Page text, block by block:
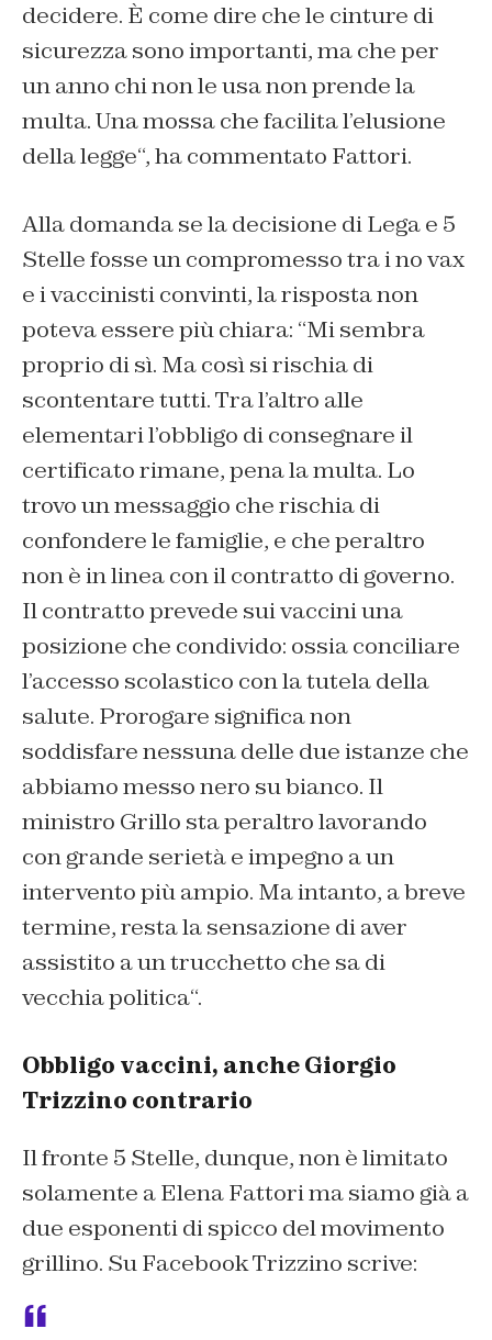
decidere. È come dire che le cinture di
sicurezza sono importanti, ma che per
un anno chi non le usa non prende la
multa. Una mossa che facilita l’elusione
della legge“, ha commentato Fattori.
Alla domanda se la decisione di Lega e 5
Stelle fosse un compromesso tra i no vax
e i vaccinisti convinti, la risposta non
poteva essere più chiara: “Mi sembra
proprio di sì. Ma così si rischia di
scontentare tutti. Tra l’altro alle
elementari l’obbligo di consegnare il
certificato rimane, pena la multa. Lo
trovo un messaggio che rischia di
confondere le famiglie, e che peraltro
non è in linea con il contratto di governo.
Il contratto prevede sui vaccini una
posizione che condivido: ossia conciliare
l’accesso scolastico con la tutela della
salute. Prorogare significa non
soddisfare nessuna delle due istanze che
abbiamo messo nero su bianco. Il
ministro Grillo sta peraltro lavorando
con grande serietà e impegno a un
intervento più ampio. Ma intanto, a breve
termine, resta la sensazione di aver
assistito a un trucchetto che sa di
vecchia politica“.
Obbligo vaccini, anche Giorgio
Trizzino contrario
Il fronte 5 Stelle, dunque, non è limitato
solamente a Elena Fattori ma siamo già a
due esponenti di spicco del movimento
grillino. Su Facebook Trizzino scrive: